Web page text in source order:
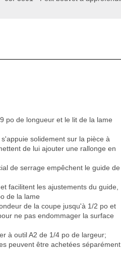
po de longueur et le lit de la lame
solidement sur la pièce à
de lui ajouter une rallonge en
de serrage empêchent le guide de
facilitent les ajustements du guide,
de la lame
de la coupe jusqu'à 1/2 po et
ne pas endommager la surface
à outil A2 de 1/4 po de largeur;
peuvent être achetées séparément